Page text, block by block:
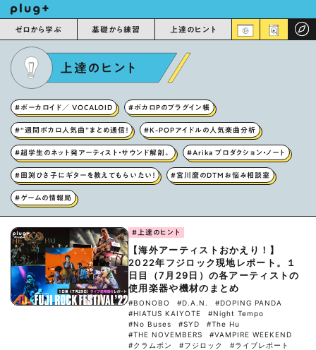
ゼロから学ぶ 基礎から練習 上達のヒント
上達のヒント
#ボーカロイド／ VOCALOID #ボカロPのプラグイン帳
#“週間ボカロ人気曲”まとめ通信！ #K-POPアイドルの人気楽曲分析
#超学生のネット発アーティスト・サウンド解剖。 #Arika プロダクション・ノート
#田渕ひさ子にギターを教えてもらいたい！ #宮川麿のDTMお悩み相談室
#ゲームの情報局
#上達のヒント
【海外アーティストおかえり！】
2022年フジロック現地レポート。１
日目（7月29日）の各アーティストの
使用楽器や機材のまとめ
#BONOBO #D.A.N.
#DOPING PANDA
#HIATUS KAIYOTE
#Night Tempo
#No Buses
#SYD
#The Hu
#THE NOVEMBERS
#VAMPIRE WEEKEND
#クラムボン
#フジロック
#ライブレポート